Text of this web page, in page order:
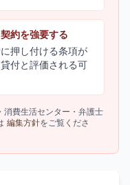
約を強要する
押し付ける条項が
付と評価される可
消費生活センター・弁護士
編集方針をご覧くださ